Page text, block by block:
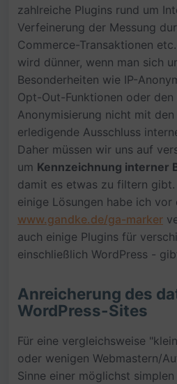
zahlreiche Plugins rund um
Verfeinerung der Messung
Commerce-Transaktionen
wird dünner, wenn man sich
Besonderheiten wie IP-
Opt-Out-Funktionen oder den
Anonymisierung nicht mit
erledigende Ausschluss
Daher müssen wir uns auf
um Kennzeichnung interner
damit es etwas zu filtern
einige Lösungen habe ich
www.gandke.de/ga-marker
auch einige Plugins für
einschließlich WordPress -
Anreicherung des
WordPress-Sites
Für eine vergleichsweise
oder wenigen Webmastern/
Sinne einer möglichst